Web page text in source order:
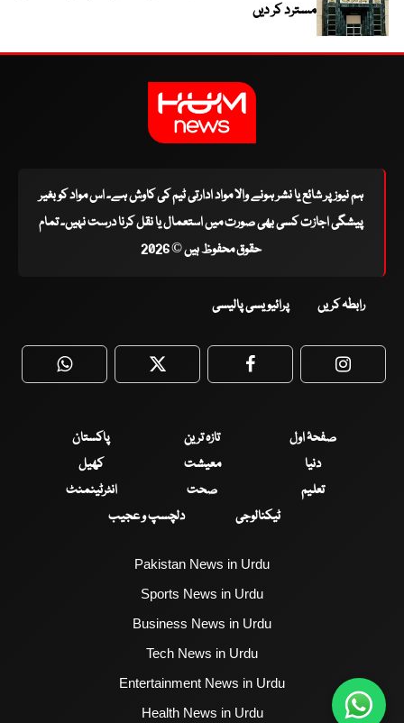
مسترد کر دیں
ہم نیوز پر شائع یا نشر ہونے والا مواد ادارتی ٹیم کی کاوش ہے۔ اس مواد کو بغیر
پیشگی اجازت کسی بھی صورت میں استعمال یا نقل کرنا درست نہیں۔ تمام
حقوق محفوظ ہیں © 2026
رابطہ کریں پرائیویسی پالیسی
WhatsApp Twitter Facebook
صفحۂ اول تازہ ترین
پاکستان
دنیا
معیشت
کھیل
تعلیم
صحت
انٹرٹینمنٹ
ٹیکنالوجی
دلچسپ و عجیب
Pakistan News in Urdu
Sports News in Urdu
Business News in Urdu
Tech News in Urdu
Entertainment News in Urdu
Health News in Urdu